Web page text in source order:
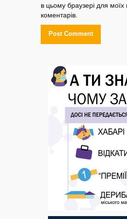
в цьому браузері для
коментарів.